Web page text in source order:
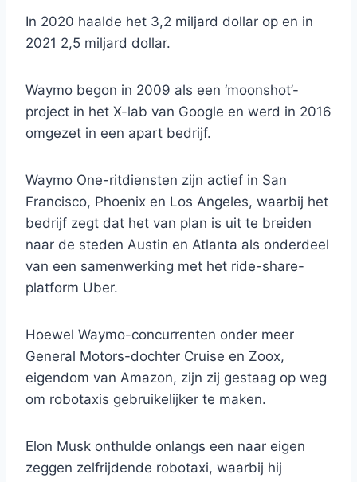
In 2020 haalde het 3,2 miljard dollar op en in
2021 2,5 miljard dollar.
Waymo begon in 2009 als een ‘moonshot’-
project in het X-lab van Google en werd in 2016
omgezet in een apart bedrijf.
Waymo One-ritdiensten zijn actief in San
Francisco, Phoenix en Los Angeles, waarbij het
bedrijf zegt dat het van plan is uit te breiden
naar de steden Austin en Atlanta als onderdeel
van een samenwerking met het ride-share-
platform Uber.
Hoewel Waymo-concurrenten onder meer
General Motors-dochter Cruise en Zoox,
eigendom van Amazon, zijn zij gestaag op weg
om robotaxis gebruikelijker te maken.
Elon Musk onthulde onlangs een naar eigen
zeggen zelfrijdende robotaxi, waarbij hij